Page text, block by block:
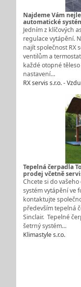
Najdeme Vám
automatické
Jedním z klíčových
regulace vytápění.
najít společnost RX
ventilům a
každé otopné
nastavení…
RX servis s.r.o. -
Tepelná čerpadla
prodej včetně
Chcete si do
systém vytápění ve
kontaktujte
především tepelná
Sinclair. Tepelné
šetrný systém…
Klimastyle s.r.o.